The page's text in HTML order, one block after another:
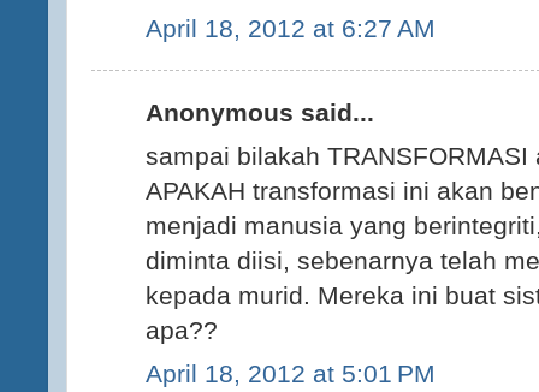
April 18, 2012 at 6:27 AM
Anonymous said...
sampai bilakah
APAKAH transformasi ini akan
menjadi manusia yang
diminta diisi, sebenarnya telah
kepada murid. Mereka ini buat
apa??
April 18, 2012 at 5:01 PM